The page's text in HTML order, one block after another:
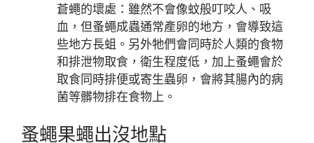
蒼蠅的壞處：雖然不會像蚊般叮咬人、吸
血，但蚤蠅成蟲通常產卵的地方，會導致這
些地方長蛆。另外牠們會同時於人類的食物
和排泄物取食，衛生程度低，加上蚤蠅會於
取食同時排便或寄生蟲卵，會將其腸內的病
菌等髒物排在食物上。
蚤蠅果蠅出沒地點